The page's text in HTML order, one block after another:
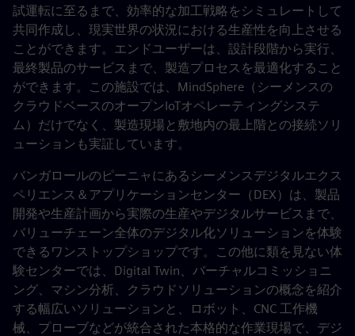
試運転に至るまで、効率的な加工戦略をシミュレートして
共同作成し、現実世界の状況における生産性を向上させる
ことができます。エンドユーザーは、設計段階から実行、
最終製品のサービスまで、製造プロセスを最適化すること
ができます。この施設では、MindSphere（シーメンスの
クラウドベースのオープンIoTオペレーティングシステ
ム）だけでなく、製造現場と敷地内の最上階との接続ソリ
ューションも実証しています。
バンガロールのピーニャにあるシーメンスデジタルエクス
ペリエンス＆アプリケーションセンター（DEX）は、製品
開発や生産計画から実際の生産やデジタルサービスまで、
バリューチェーン全体のデジタル化ソリューションを体験
できるワンストップショップです。この他に類を見ない体
験センターでは、Digital Twin、バーチャルコミッショニ
ング、マシン分析、クラウドソリューションの概念を紹介
する幅広いソリューションと、ロボット、CNC 工作機
械、プローブなどが統合された本格的な作業現場で、デジ